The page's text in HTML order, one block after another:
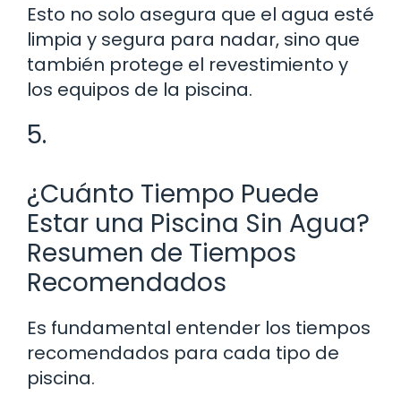
Esto no solo asegura que el agua esté
limpia y segura para nadar, sino que
también protege el revestimiento y
los equipos de la piscina.
5.
¿Cuánto Tiempo Puede
Estar una Piscina Sin Agua?
Resumen de Tiempos
Recomendados
Es fundamental entender los tiempos
recomendados para cada tipo de
piscina.